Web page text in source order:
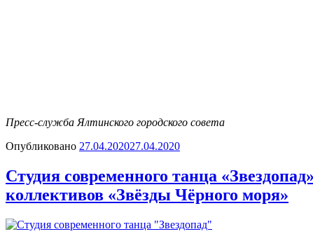
Пресс-служба Ялтинского городского совета
Опубликовано 27.04.202027.04.2020
Студия современного танца
коллективов «Звёзды Чёрного моря»